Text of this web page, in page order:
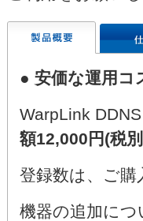
● 安価な運用
WarpLink
額12,000円(税
登録数は、ご
機器の追加に